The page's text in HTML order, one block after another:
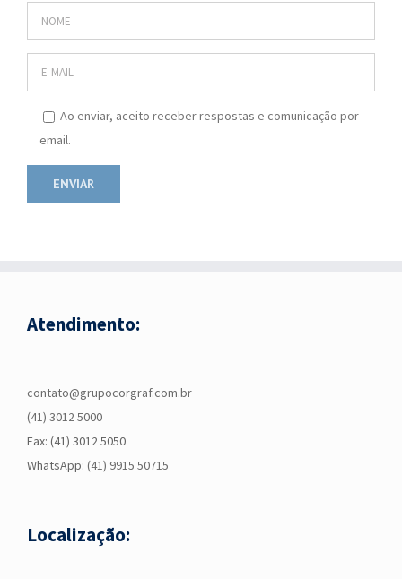
Ao enviar, aceito receber respostas e comunicação por
email.
Atendimento:
contato@grupocorgraf.com.br
(41) 3012 5000
Fax: (41) 3012 5050
WhatsApp: (41) 9915 50715
Localização: